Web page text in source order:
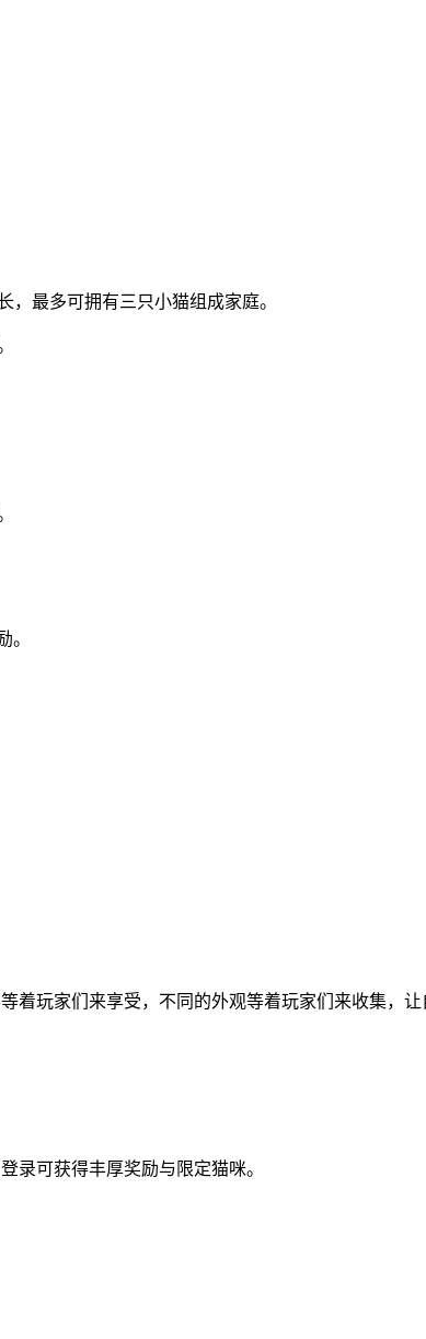
，最多可拥有三只小猫组成家庭。
。
玩家们来享受，不同的外观等着玩家们来收集，
录可获得丰厚奖励与限定猫咪。